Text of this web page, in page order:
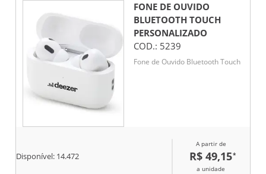
FONE DE OUVIDO
BLUETOOTH TOUCH
PERSONALIZADO
COD.: 5239
Fone de Ouvido Bluetooth Touch
Disponível: 14.472
A partir de
R$ 49,15*
a unidade